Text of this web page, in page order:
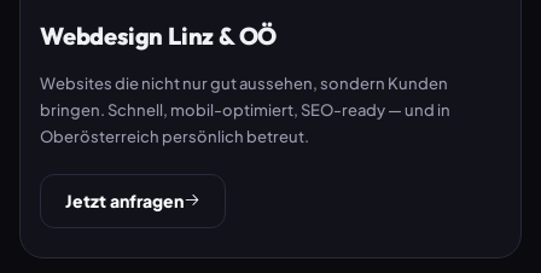
Webdesign Linz & OÖ
Websites die nicht nur gut aussehen, sondern Kunden
bringen. Schnell, mobil-optimiert, SEO-ready — und in
Oberösterreich persönlich betreut.
Jetzt anfragen